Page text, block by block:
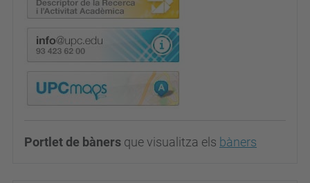
Portlet de bàners que visualitza els bàners